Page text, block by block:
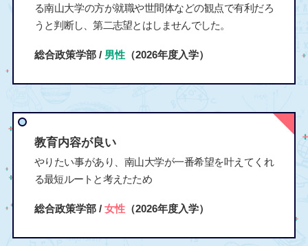
る南山大学の方が就職や世間体などの観点で有利だろ
うと判断し、第二志望とはしませんでした。
総合政策学部 / 男性（2026年度入学）
教育内容が良い
やりたい事があり、南山大学が一番希望を叶えてくれ
る最短ルートと考えたため
総合政策学部 / 女性（2026年度入学）